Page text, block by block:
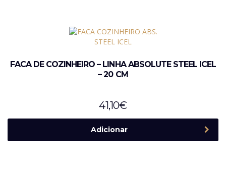
FACA DE COZINHEIRO – LINHA ABSOLUTE STEEL ICEL
– 20 CM
41,10€
Adicionar